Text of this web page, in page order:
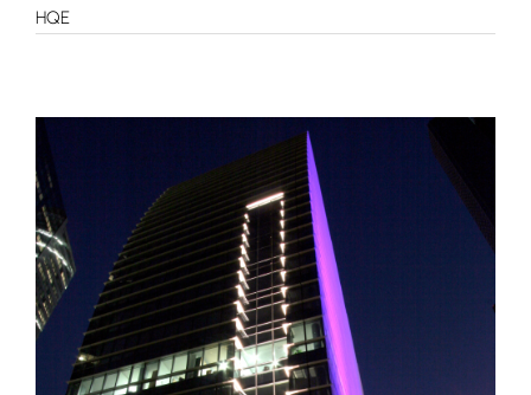
HQE